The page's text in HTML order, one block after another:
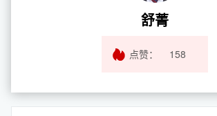
舒菁
点赞： 158